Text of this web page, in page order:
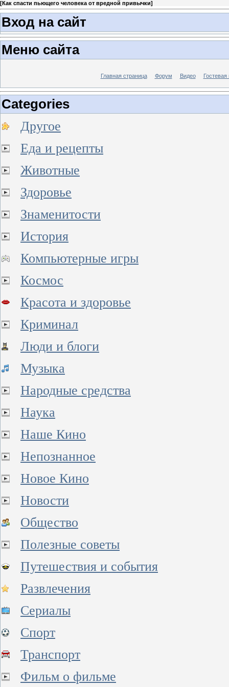
[Как спасти пьющего человека от вредной привычки]
Вход на сайт
Меню сайта
Главная страница Форум Видео Гостевая
Categories
Другое
Еда и рецепты
Животные
Здоровье
Знаменитости
История
Компьютерные игры
Космос
Красота и здоровье
Криминал
Люди и блоги
Музыка
Народные средства
Наука
Наше Кино
Непознанное
Новое Кино
Новости
Общество
Полезные советы
Путешествия и события
Развлечения
Сериалы
Спорт
Транспорт
Фильм о фильме